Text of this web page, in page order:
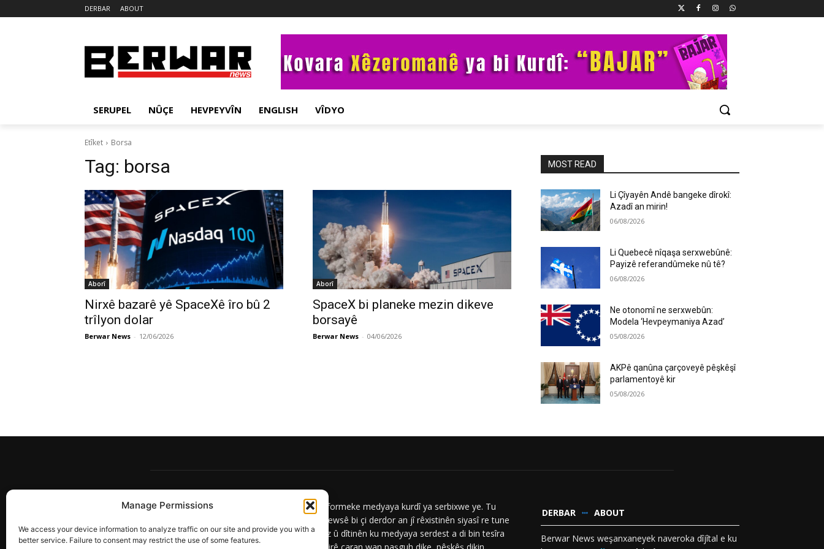
Manage Permissions
We access your device information to analyze traffic on our site and provide you with a
better service. Failure to consent may restrict the use of some features.
DERBAR ABOUT
SERUPEL NÛÇE HEVPEYVÎN ENGLISH VÎDYO
Etîket Borsa
Tag: borsa
Aborî
Nirxê bazarê yê SpaceXê îro bû 2
trîlyon dolar
Berwar News - 12/06/2026
Aborî
SpaceX bi planeke mezin dikeve
borsayê
Berwar News - 04/06/2026
MOST READ
Li Çîyayên Andê bangeke dîrokî:
Azadî an mirin!
06/08/2026
Li Quebecê nîqaşa serxwebûnê:
Payizê referandûmeke nû tê?
06/08/2026
Ne otonomî ne serxwebûn:
Modela ‘Hevpeymaniya Azad’
05/08/2026
AKPê qanûna çarçoveyê pêşkêşî
parlamentoyê kir
05/08/2026
Berwar News platformeke medyaya kurdî ya serbixwe ye. Tu
têkîliyên Berwar Newsê bi çi derdor an jî rêxistinên siyasî re tune
ye. Em nûçe, analiz û dîtinên ku medyaya serdest a di bin tesîra
DERBAR ABOUT
Berwar News weşanxaneyek naveroka dîjîtal e ku